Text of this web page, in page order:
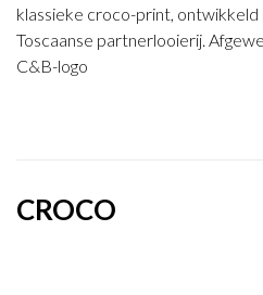
klassieke croco-print, ontwikkeld
Toscaanse partnerlooierij.
C&B-logo
CROCO